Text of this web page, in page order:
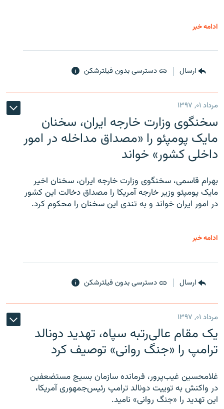
ادامه خبر
ارسال دسترسی بدون فیلترشکن
مرداد ۰۱, ۱۳۹۷
سخنگوی وزارت خارجه ایران، سخنان
مایک پومپئو را «مصداق مداخله در امور
داخلی کشور» خواند
بهرام قاسمی، سخنگوی وزارت خارجه ایران، سخنان اخیر
مایک پومپئو وزیر خارجه آمریکا را مصداق دخالت این کشور
در امور ایران خواند و به تندی این سخنان را محکوم کرد.
ادامه خبر
ارسال دسترسی بدون فیلترشکن
مرداد ۰۱, ۱۳۹۷
یک مقام عالی‌رتبه سپاه، تهدید دونالد
ترامپ را «جنگ روانی» توصیف کرد
غلامحسین غیب‌پرور، فرمانده سازمان بسیج مستضعفین
در واکنش به توییت دونالد ترامپ رئیس‌جمهوری آمریکا،
این تهدید را «جنگ روانی» نامید.